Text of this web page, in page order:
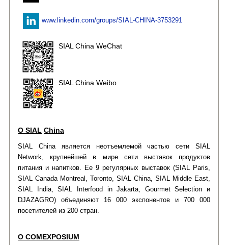
www.linkedin.com/groups/SIAL-CHINA-3753291
SIAL China WeChat
SIAL China Weibo
О SIAL China
SIAL China является неотъемлемой частью сети SIAL
Network, крупнейшей в мире сети выставок продуктов
питания и напитков. Ее 9 регулярных выставок (SIAL Paris,
SIAL Canada Montreal, Toronto, SIAL China, SIAL Middle East,
SIAL India, SIAL Interfood in Jakarta, Gourmet Selection и
DJAZAGRO) объединяют 16 000 экспонентов и 700 000
посетителей из 200 стран.
О COMEXPOSIUM